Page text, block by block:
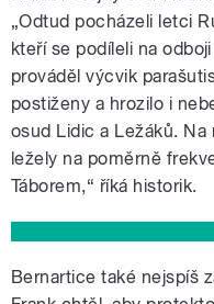
„Odtud pocházeli letci
kteří se podíleli na
prováděl výcvik
postiženy a hrozilo i
osud Lidic a Ležáků.
ležely na poměrně
Táborem,“ říká historik.
Bernartice také nejspíš